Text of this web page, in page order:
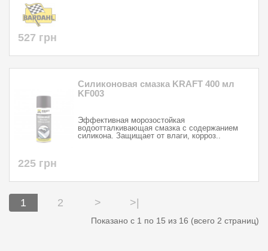
527 грн
Силиконовая смазка KRAFT 400 мл
KF003
Эффективная морозостойкая
водоотталкивающая смазка с содержанием
силикона. Защищает от влаги, корроз..
225 грн
1 2 > >|
Показано с 1 по 15 из 16 (всего 2 страниц)